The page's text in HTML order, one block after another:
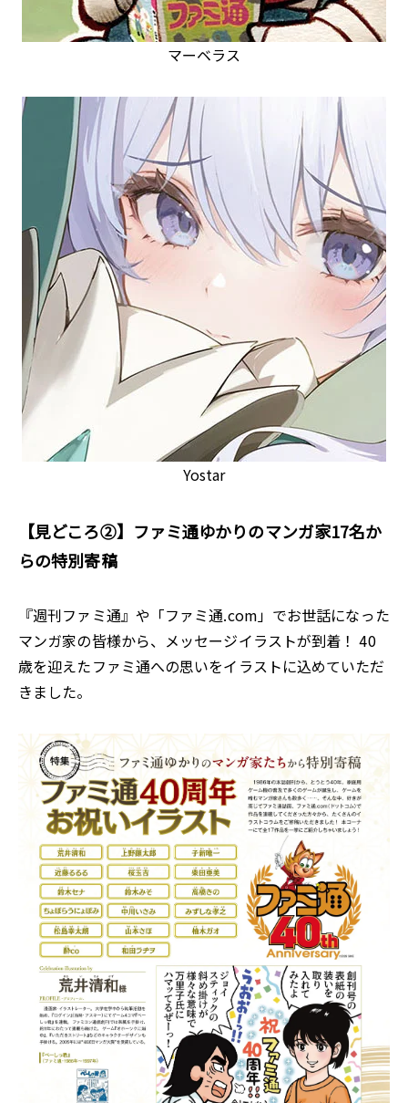
マーベラス
Yostar
【見どころ②】ファミ通ゆかりのマンガ家17名か
らの特別寄稿
『週刊ファミ通』や「ファミ通.com」でお世話になった
マンガ家の皆様から、メッセージイラストが到着！ 40
歳を迎えたファミ通への思いをイラストに込めていただ
きました。